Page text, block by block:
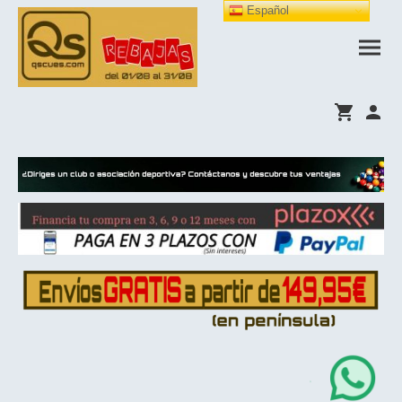
Español